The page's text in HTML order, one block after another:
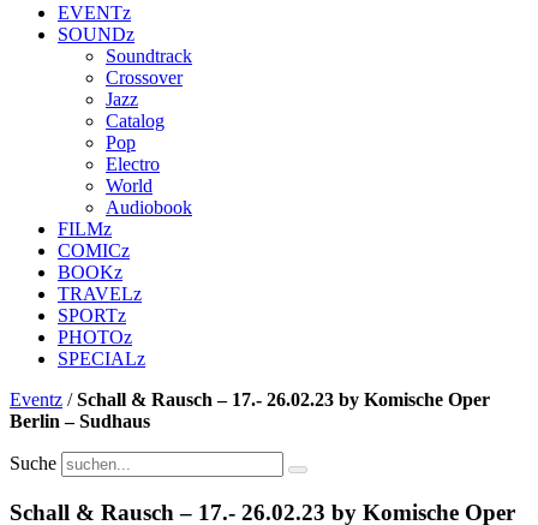
EVENTz
SOUNDz
Soundtrack
Crossover
Jazz
Catalog
Pop
Electro
World
Audiobook
FILMz
COMICz
BOOKz
TRAVELz
SPORTz
PHOTOz
SPECIALz
Eventz /Schall & Rausch – 17.- 26.02.23 by Komische Oper
Berlin – Sudhaus
Suche
Schall & Rausch – 17.- 26.02.23 by Komische Oper